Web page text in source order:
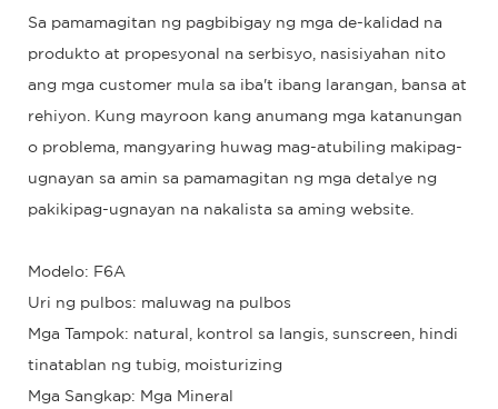
Sa pamamagitan ng pagbibigay ng mga de-kalidad na
produkto at propesyonal na serbisyo, nasisiyahan nito
ang mga customer mula sa iba't ibang larangan, bansa at
rehiyon. Kung mayroon kang anumang mga katanungan
o problema, mangyaring huwag mag-atubiling makipag-
ugnayan sa amin sa pamamagitan ng mga detalye ng
pakikipag-ugnayan na nakalista sa aming website.
Modelo: F6A
Uri ng pulbos: maluwag na pulbos
Mga Tampok: natural, kontrol sa langis, sunscreen, hindi
tinatablan ng tubig, moisturizing
Mga Sangkap: Mga Mineral